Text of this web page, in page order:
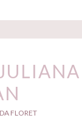
FLORET